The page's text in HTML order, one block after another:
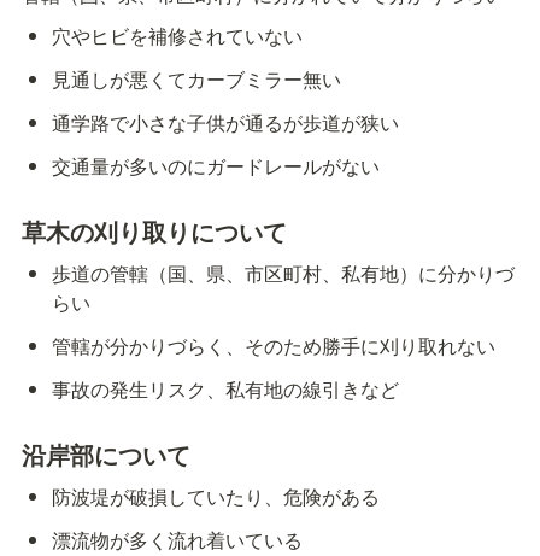
穴やヒビを補修されていない
見通しが悪くてカーブミラー無い
通学路で小さな子供が通るが歩道が狭い
交通量が多いのにガードレールがない
草木の刈り取りについて
歩道の管轄（国、県、市区町村、私有地）に分かりづ
らい
管轄が分かりづらく、そのため勝手に刈り取れない
事故の発生リスク、私有地の線引きなど
沿岸部について
防波堤が破損していたり、危険がある
漂流物が多く流れ着いている